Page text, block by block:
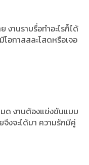
งานราบรื่อทำอะไรก็ได้
โอกาสสละโสดหรือเจอ
ด งานต้องแข่งขันแบบ
งจะได้มา ความรักมีคู่